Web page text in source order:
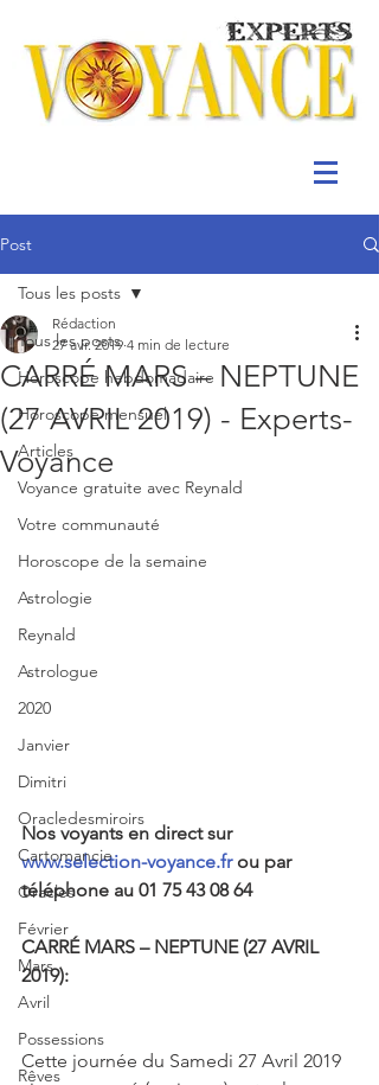
Post
Tous les posts
Horoscope hebdomadaire
Horoscope mensuel
Articles
Voyance gratuite avec Reynald
Votre communauté
Horoscope de la semaine
Astrologie
Reynald
Astrologue
2020
Janvier
Dimitri
Oracledesmiroirs
Cartomancie
Oracles
Février
Mars
Avril
Possessions
Rêves
Tous les posts
CARRÉ MARS – NEPTUNE
(27 AVRIL 2019) - Experts-
Voyance
Rédaction
27 avr. 2019 4 min de lecture
Nos voyants en direct sur
www.selection-voyance.fr ou par
téléphone au 01 75 43 08 64
CARRÉ MARS – NEPTUNE (27 AVRIL
2019):
Cette journée du Samedi 27 Avril 2019